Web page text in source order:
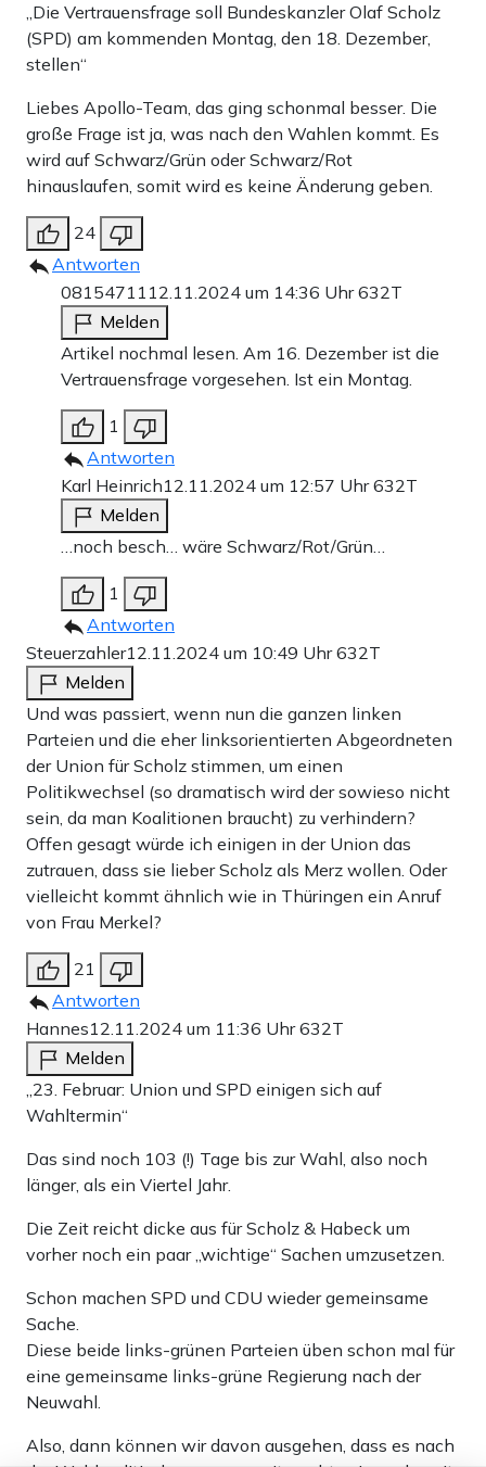
„Die Vertrauensfrage soll Bundeskanzler Olaf Scholz
(SPD) am kommenden Montag, den 18. Dezember,
stellen“
Liebes Apollo-Team, das ging schonmal besser. Die
große Frage ist ja, was nach den Wahlen kommt. Es
wird auf Schwarz/Grün oder Schwarz/Rot
hinauslaufen, somit wird es keine Änderung geben.
24
Antworten
08154711 12.11.2024 um 14:36 Uhr632T
Melden
Artikel nochmal lesen. Am 16. Dezember ist die
Vertrauensfrage vorgesehen. Ist ein Montag.
1
Antworten
Karl Heinrich12.11.2024 um 12:57 Uhr632T
Melden
…noch besch… wäre Schwarz/Rot/Grün…
1
Antworten
Steuerzahler12.11.2024 um 10:49 Uhr632T
Melden
Und was passiert, wenn nun die ganzen linken
Parteien und die eher linksorientierten Abgeordneten
der Union für Scholz stimmen, um einen
Politikwechsel (so dramatisch wird der sowieso nicht
sein, da man Koalitionen braucht) zu verhindern?
Offen gesagt würde ich einigen in der Union das
zutrauen, dass sie lieber Scholz als Merz wollen. Oder
vielleicht kommt ähnlich wie in Thüringen ein Anruf
von Frau Merkel?
21
Antworten
Hannes12.11.2024 um 11:36 Uhr632T
Melden
„23. Februar: Union und SPD einigen sich auf
Wahltermin“
Das sind noch 103 (!) Tage bis zur Wahl, also noch
länger, als ein Viertel Jahr.
Die Zeit reicht dicke aus für Scholz & Habeck um
vorher noch ein paar „wichtige“ Sachen umzusetzen.
Schon machen SPD und CDU wieder gemeinsame
Sache.
Diese beide links-grünen Parteien üben schon mal für
eine gemeinsame links-grüne Regierung nach der
Neuwahl.
Also, dann können wir davon ausgehen, dass es nach